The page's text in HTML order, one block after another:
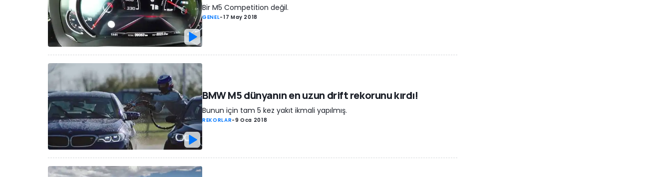
Bir M5 Competition değil.
GENEL-17 May 2018
BMW M5 dünyanın en uzun drift rekorunu kırdı!
Bunun için tam 5 kez yakıt ikmali yapılmış.
REKORLAR-9 Oca 2018